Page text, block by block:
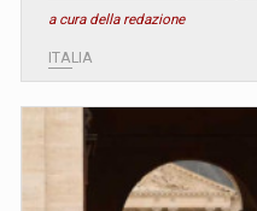
a cura della redazione
ITALIA